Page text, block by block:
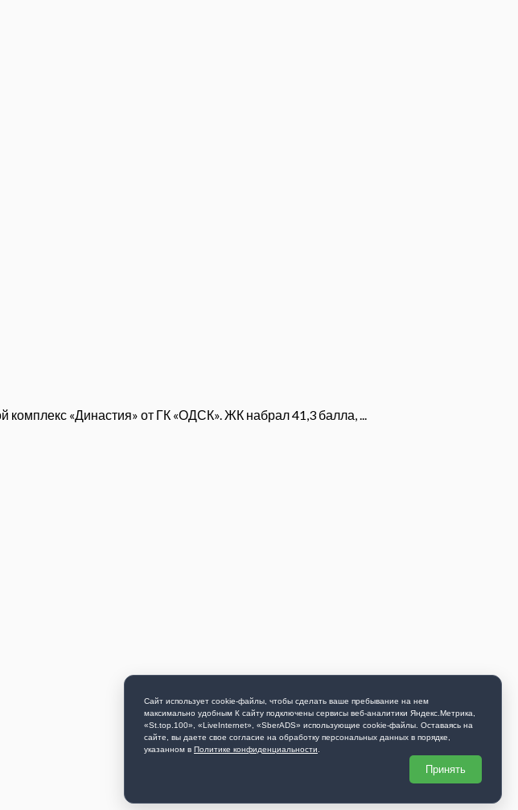
«Династия» от ГК «ОДСК». ЖК набрал 41,3 балла, ...
Сайт использует cookie-файлы, чтобы сделать ваше пребывание на нем
максимально удобным К cайту подключены сервисы веб-аналитики Яндекс.Метрика,
«St.top.100», «LiveInternet», «SberADS» использующиe cookie-файлы. Оставаясь на
сайте, вы даете свое согласие на обработку персональных данных в порядке,
указанном в Политике конфиденциальности
Принять